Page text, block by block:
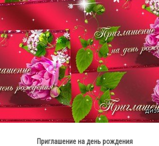
Приглашение на день рождения